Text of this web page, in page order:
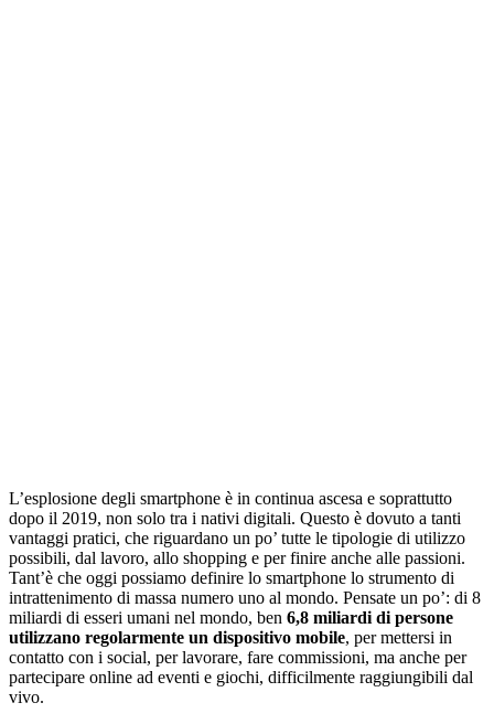
L’esplosione degli smartphone è in continua ascesa e soprattutto
dopo il 2019, non solo tra i nativi digitali. Questo è dovuto a tanti
vantaggi pratici, che riguardano un po’ tutte le tipologie di utilizzo
possibili, dal lavoro, allo shopping e per finire anche alle passioni.
Tant’è che oggi possiamo definire lo smartphone lo strumento di
intrattenimento di massa numero uno al mondo. Pensate un po’: di 8
miliardi di esseri umani nel mondo, ben 6,8 miliardi di persone
utilizzano regolarmente un dispositivo mobile, per mettersi in
contatto con i social, per lavorare, fare commissioni, ma anche per
partecipare online ad eventi e giochi, difficilmente raggiungibili dal
vivo.